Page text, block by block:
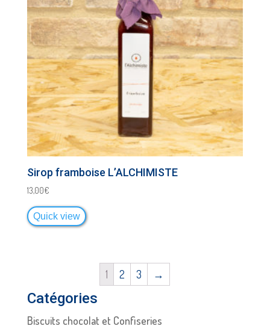
Sirop framboise L’ALCHIMISTE
13,00€
Quick view
1 2 3 →
Catégories
Biscuits chocolat et Confiseries